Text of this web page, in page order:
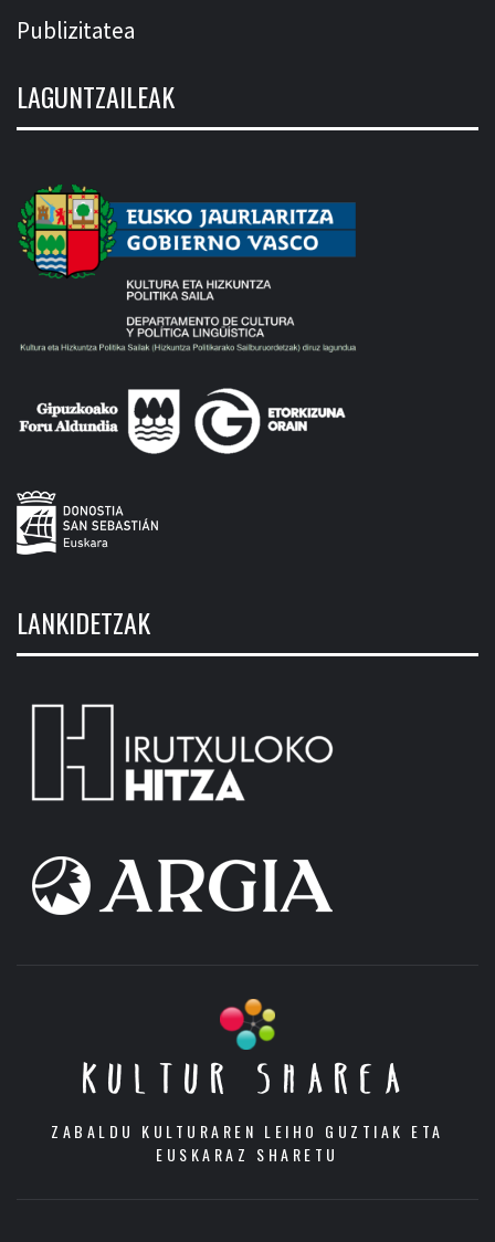
Publizitatea
LAGUNTZAILEAK
LANKIDETZAK
KULTUR SHAREA
ZABALDU KULTURAREN LEIHO GUZTIAK ETA
EUSKARAZ SHARETU